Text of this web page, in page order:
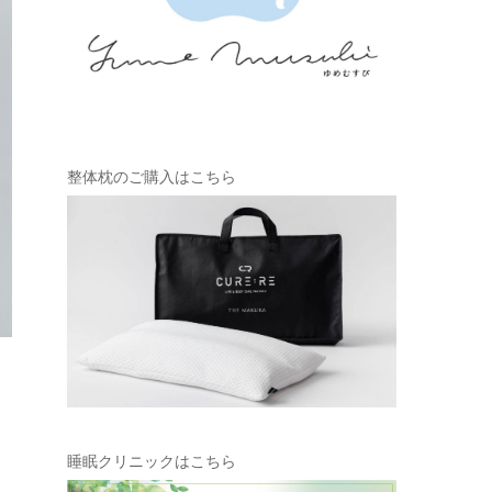
整体枕のご購入はこちら
睡眠クリニックはこちら